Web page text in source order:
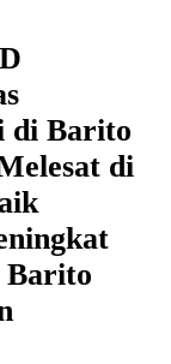
di Barito
di
Barito